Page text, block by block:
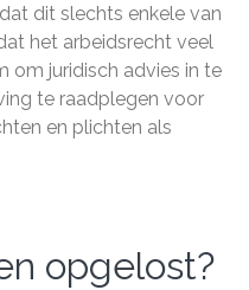
dit slechts enkele van
het arbeidsrecht veel
om juridisch advies in te
te raadplegen voor
en plichten als
opgelost?